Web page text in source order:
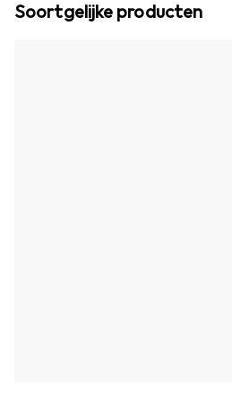
Soortgelijke producten